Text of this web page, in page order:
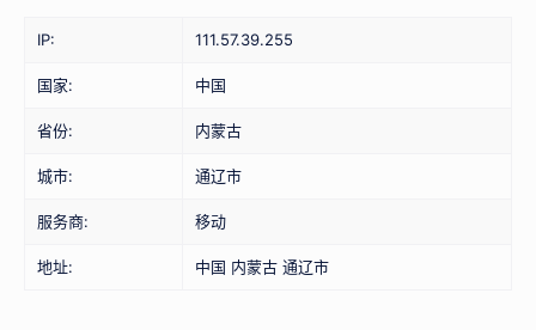
IP: 111.57.39.255
国家: 中国
省份: 内蒙古
城市: 通辽市
服务商: 移动
地址: 中国 内蒙古 通辽市